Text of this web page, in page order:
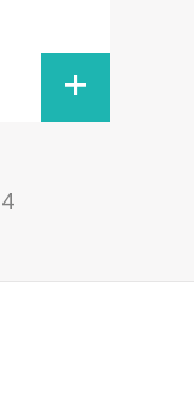
+
4